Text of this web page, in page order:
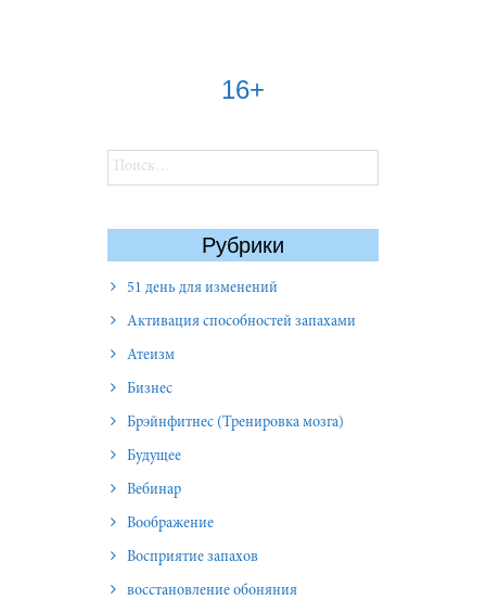
16+
Найти:
Рубрики
51 день для изменений
Активация способностей запахами
Атеизм
Бизнес
Брэйнфитнес (Тренировка мозга)
Будущее
Вебинар
Воображение
Восприятие запахов
восстановление обоняния